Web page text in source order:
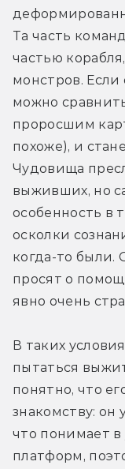
Та часть
частью
монстров. Если
можно
проросшим
похоже), и
Чудовища
выживших, но
особенность в
осколки
когда-то были.
просят о
явно очень
В таких
пытаться
понятно, что
знакомству:
что понимает
платформ,